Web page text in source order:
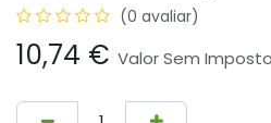
(0 avaliar)
10,74 € Valor Sem Imposto